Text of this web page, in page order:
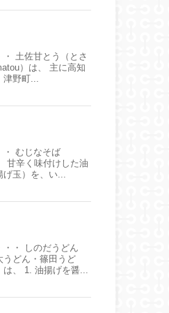
土佐甘とう（とさ
）は、 主に高知
野町...
・ むじなそば
甘辛く味付けした油
玉）を、い...
・・ しのだうどん
うどん・篠田うど
、 1. 油揚げを醤...